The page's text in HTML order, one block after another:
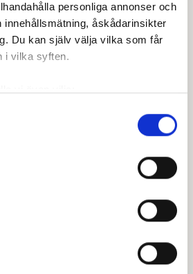
personliga annonser och
innehållsmätning, åskådarinsikter
Du kan själv välja vilka som får
i vilka syften.
på upp till flera meter
dina personliga uppgifter
tillbaka ditt samtycke när som
för att anpassa innehållet